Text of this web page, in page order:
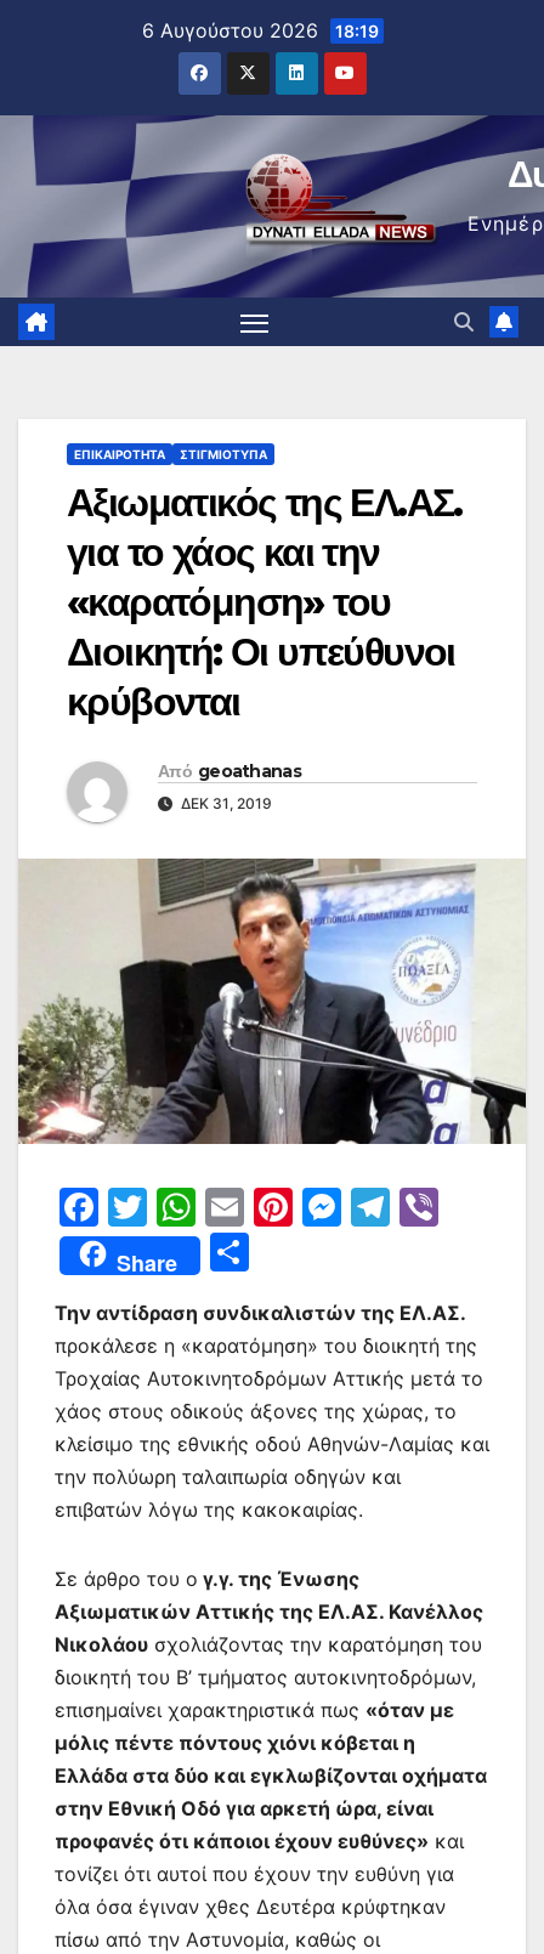
6 Αυγούστου 2026 18:19
ΕΠΙΚΑΙΡΌΤΗΤΑ ΣΤΙΓΜΙΌΤΥΠΑ
Αξιωματικός της ΕΛ.ΑΣ.
για το χάος και την
«καρατόμηση» του
Διοικητή: Οι υπεύθυνοι
κρύβονται
Από geoathanas
ΔΕΚ 31, 2019
F
a
c
e
b
o
o
k
T
w
itt
er
W
h
at
s
A
p
p
E
m
ai
l
Pi
e
st
M
s
e
n
g
er
T
gr
a
m
Share
ρ
α
σ
τε
ίτ
ε
Την αντίδραση συνδικαλιστών της ΕΛ.ΑΣ.
προκάλεσε η «καρατόμηση» του διοικητή της
Τροχαίας Αυτοκινητοδρόμων Αττικής μετά το
χάος στους οδικούς άξονες της χώρας, το
κλείσιμο της εθνικής οδού Αθηνών-Λαμίας και
την πολύωρη ταλαιπωρία οδηγών και
επιβατών λόγω της κακοκαιρίας.
Σε άρθρο του ο γ.γ. της Ένωσης
Αξιωματικών Αττικής της ΕΛ.ΑΣ. Κανέλλος
Νικολάου σχολιάζοντας την καρατόμηση του
διοικητή του Β’ τμήματος αυτοκινητοδρόμων,
επισημαίνει χαρακτηριστικά πως «όταν με
μόλις πέντε πόντους χιόνι κόβεται η
Ελλάδα στα δύο και εγκλωβίζονται οχήματα
στην Εθνική Οδό για αρκετή ώρα, είναι
προφανές ότι κάποιοι έχουν ευθύνες» και
τονίζει ότι αυτοί που έχουν την ευθύνη για
όλα όσα έγιναν χθες Δευτέρα κρύφτηκαν
πίσω από την Αστυνομία, καθώς οι